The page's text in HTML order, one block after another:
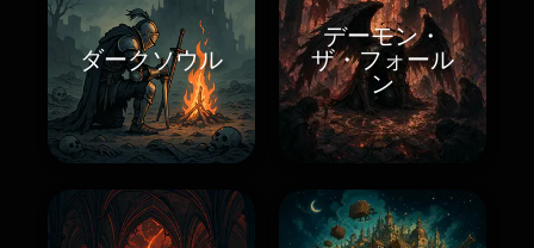
ダークソウル
デーモン・
ザ・フォール
ン